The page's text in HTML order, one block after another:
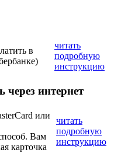
в
читать
подробную
инструкцию
через интернет
или
Вам
карточка
читать
подробную
инструкцию